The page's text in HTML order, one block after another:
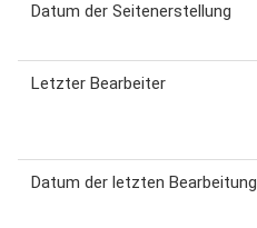
Datum der Seitenerstellung
Letzter Bearbeiter
Datum der letzten Bearbeitung